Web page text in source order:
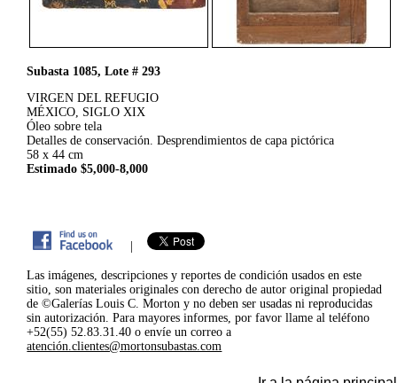
Subasta 1085, Lote # 293
VIRGEN DEL REFUGIO
MÉXICO, SIGLO XIX
Óleo sobre tela
Detalles de conservación. Desprendimientos de capa pictórica
58 x 44 cm
Estimado $5,000-8,000
|
Las imágenes, descripciones y reportes de condición usados en este
sitio, son materiales originales con derecho de autor original propiedad
de ©Galerías Louis C. Morton y no deben ser usadas ni reproducidas
sin autorización. Para mayores informes, por favor llame al teléfono
+52(55) 52.83.31.40 o envíe un correo a
atención.clientes@mortonsubastas.com